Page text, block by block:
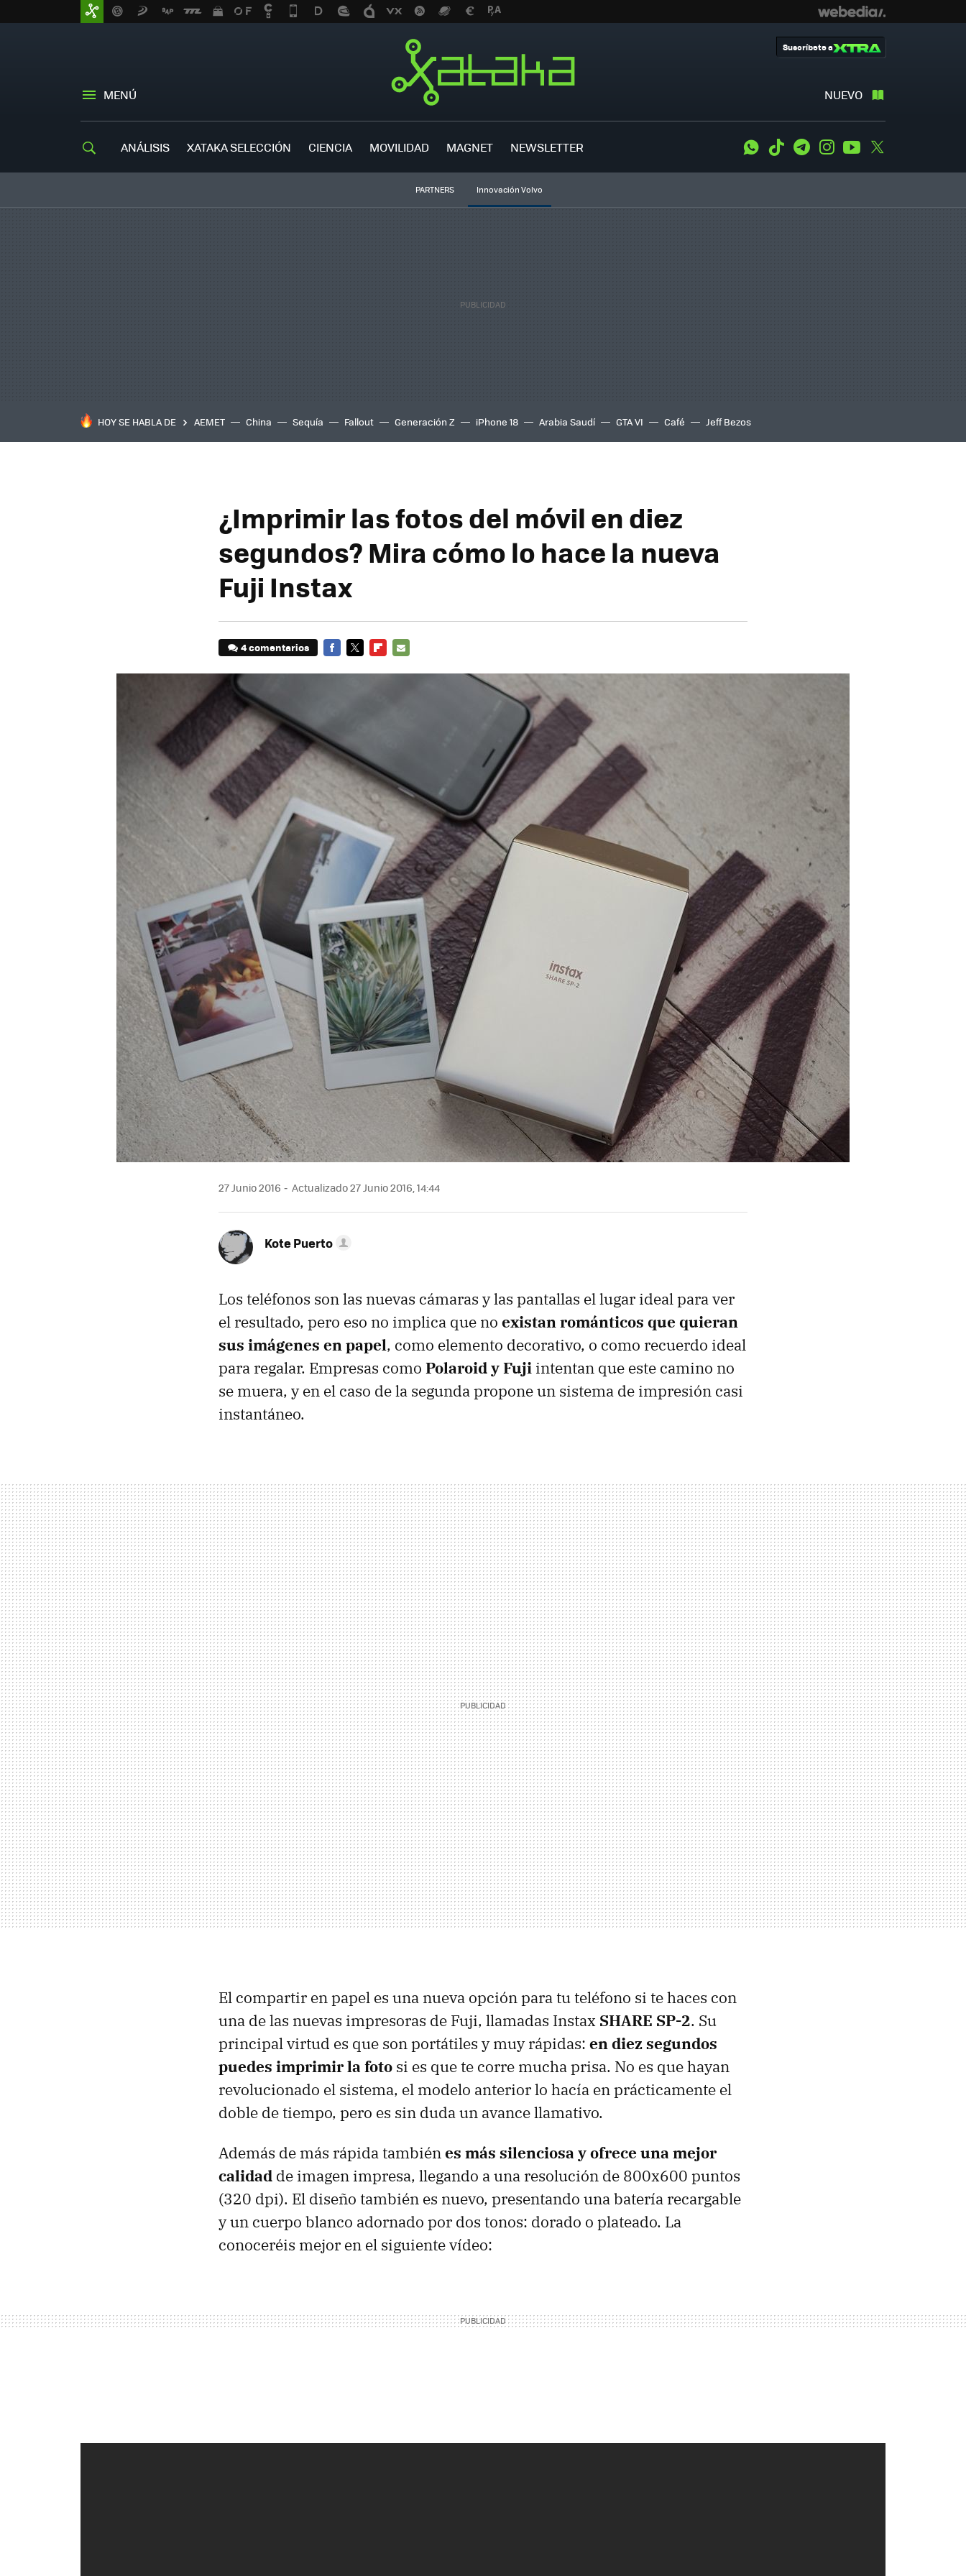
MENÚ NUEVO
Suscríbete a
ANÁLISIS XATAKA SELECCIÓN CIENCIA MOVILIDAD MAGNET NEWSLETTER WhatsApp
Tiktok TelegramInstagramYoutube
PARTNERS Innovación Volvo
HOY SE HABLA DE AEMET China Sequía Fallout Generación Z iPhone 18 Arabia Saudí GTA VI Café Jeff Bezos
¿Imprimir las fotos del móvil en diez
segundos? Mira cómo lo hace la nueva
Fuji Instax
4 comentarios
27 Junio 2016 Actualizado 27 Junio 2016, 14:44
Kote Puerto
Los teléfonos son las nuevas cámaras y las pantallas el lugar ideal para ver
el resultado, pero eso no implica que no existan románticos que quieran
sus imágenes en papel, como elemento decorativo, o como recuerdo ideal
para regalar. Empresas como Polaroid y Fuji intentan que este camino no
se muera, y en el caso de la segunda propone un sistema de impresión casi
instantáneo.
El compartir en papel es una nueva opción para tu teléfono si te haces con
una de las nuevas impresoras de Fuji, llamadas Instax SHARE SP-2. Su
principal virtud es que son portátiles y muy rápidas: en diez segundos
puedes imprimir la foto si es que te corre mucha prisa. No es que hayan
revolucionado el sistema, el modelo anterior lo hacía en prácticamente el
doble de tiempo, pero es sin duda un avance llamativo.
Además de más rápida tambiénes más silenciosa y ofrece una mejor
calidad de imagen impresa, llegando a una resolución de 800x600 puntos
(320 dpi). El diseño también es nuevo, presentando una batería recargable
y un cuerpo blanco adornado por dos tonos: dorado o plateado. La
conoceréis mejor en el siguiente vídeo: